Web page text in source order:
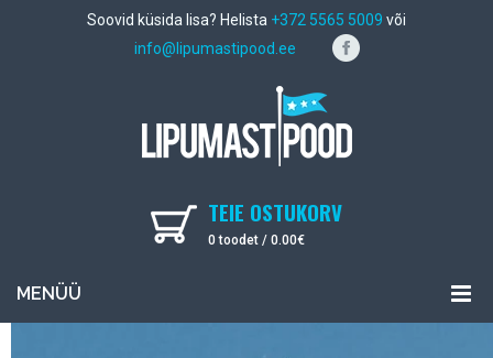
Soovid küsida lisa? Helista +372 5565 5009 või
info@lipumastipood.ee
TEIE OSTUKORV
0 toodet / 0.00€
MENÜÜ